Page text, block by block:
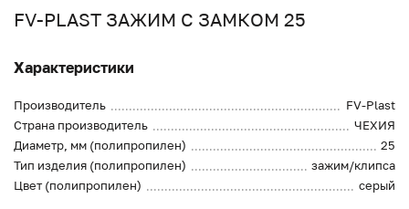
FV-PLAST ЗАЖИМ С ЗАМКОМ 25
Характеристики
Производитель
FV-Plast
Страна производитель
ЧЕХИЯ
Диаметр, мм (полипропилен)
25
Тип изделия (полипропилен)
зажим/клипса
Цвет (полипропилен)
серый